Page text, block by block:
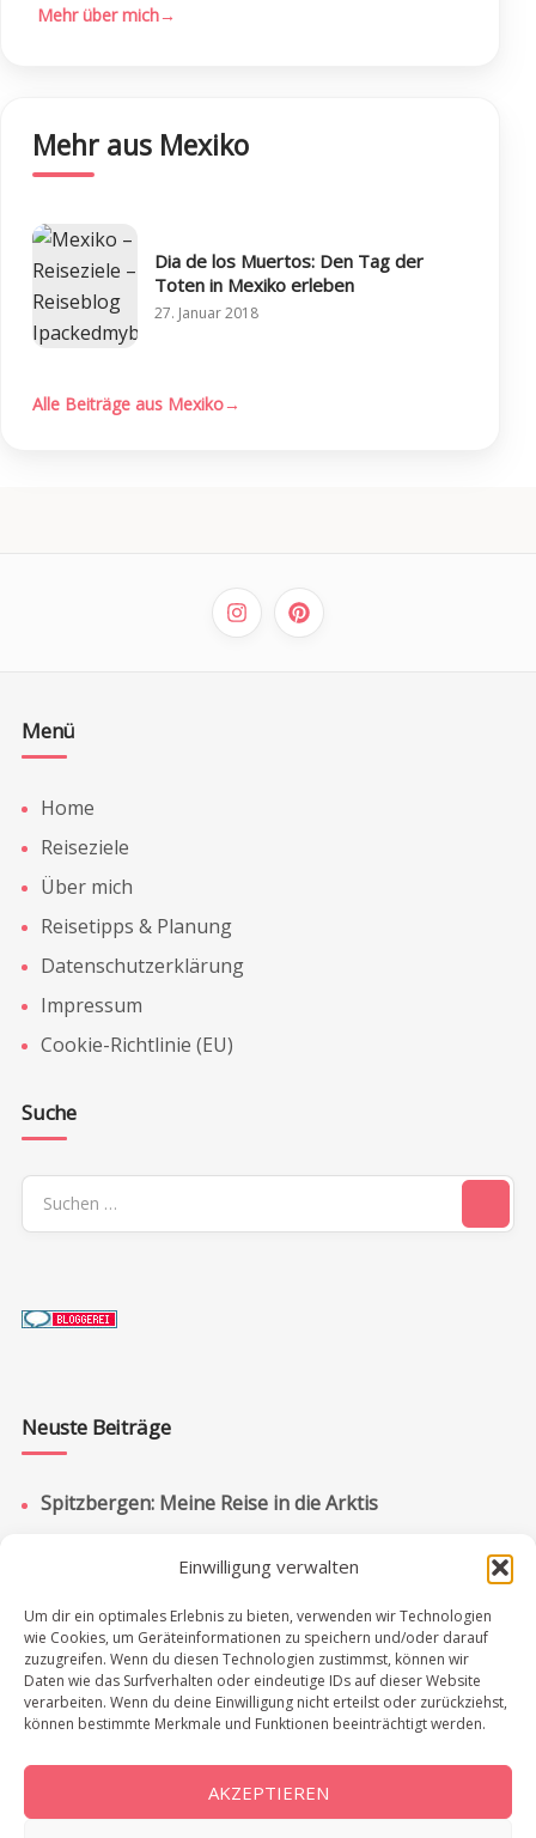
Einwilligung verwalten
Um dir ein optimales Erlebnis zu bieten, verwenden wir Technologien
wie Cookies, um Geräteinformationen zu speichern und/oder darauf
zuzugreifen. Wenn du diesen Technologien zustimmst, können wir
Daten wie das Surfverhalten oder eindeutige IDs auf dieser Website
verarbeiten. Wenn du deine Einwilligung nicht erteilst oder zurückziehst,
können bestimmte Merkmale und Funktionen beeinträchtigt werden.
AKZEPTIEREN
Mehr über mich→
Mehr aus Mexiko
Dia de los Muertos: Den Tag der
Toten in Mexiko erleben
27. Januar 2018
Alle Beiträge aus Mexiko→
Menü
Home
Reiseziele
Über mich
Reisetipps & Planung
Datenschutzerklärung
Impressum
Cookie-Richtlinie (EU)
Suche
Suchen
nach:
Neuste Beiträge
Spitzbergen: Meine Reise in die Arktis
Spitzbergen: Bootstour zur russischen Siedlung
Barentsburg
Chobe Nationalpark: Lohnt sich ein Tagesausflug?
Victoriafälle in Simbabwe & Sambia: Meine